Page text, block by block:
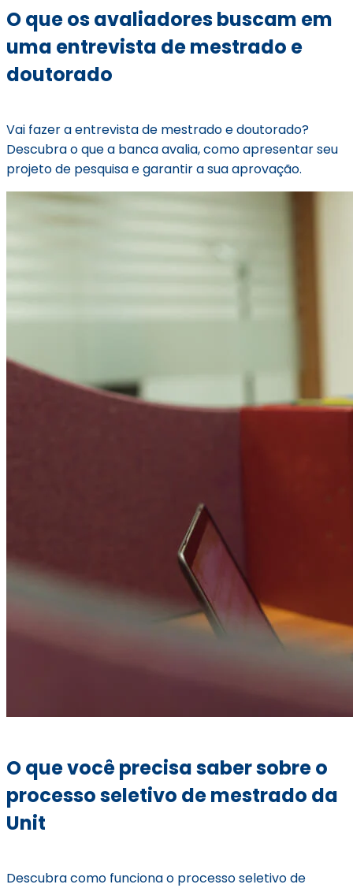
O que os avaliadores buscam em
uma entrevista de mestrado e
doutorado
Vai fazer a entrevista de mestrado e doutorado?
Descubra o que a banca avalia, como apresentar seu
projeto de pesquisa e garantir a sua aprovação.
O que você precisa saber sobre o
processo seletivo de mestrado da
Unit
Descubra como funciona o processo seletivo de